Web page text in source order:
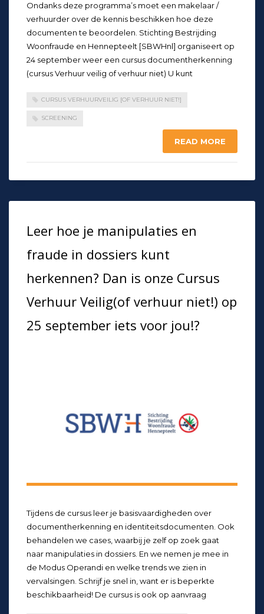
Ondanks deze programma’s moet een makelaar /
verhuurder over de kennis beschikken hoe deze
documenten te beoordelen. Stichting Bestrijding
Woonfraude en Hennepteelt [SBWHnl] organiseert op
24 september weer een cursus documentherkenning
(cursus Verhuur veilig of verhuur niet) U kunt
CURSUS VERHUURVEILIG [OF VERHUUR NIET!]
SCREENING
READ MORE
Leer hoe je manipulaties en
fraude in dossiers kunt
herkennen? Dan is onze Cursus
Verhuur Veilig(of verhuur niet!) op
25 september iets voor jou!?
Tijdens de cursus leer je basisvaardigheden over
documentherkenning en identiteitsdocumenten. Ook
behandelen we cases, waarbij je zelf op zoek gaat
naar manipulaties in dossiers. En we nemen je mee in
de Modus Operandi en welke trends we zien in
vervalsingen. Schrijf je snel in, want er is beperkte
beschikbaarheid! De cursus is ook op aanvraag